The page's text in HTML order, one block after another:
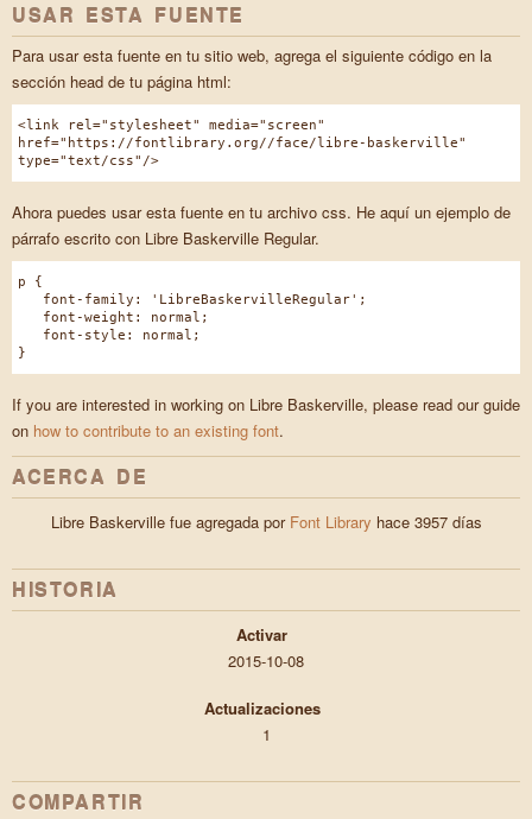
USAR ESTA FUENTE
Para usar esta fuente en tu sitio web, agrega el siguiente código en la
sección head de tu página html:
<link rel="stylesheet" media="screen"
href="https://fontlibrary.org//face/libre-baskerville"
type="text/css"/>
Ahora puedes usar esta fuente en tu archivo css. He aquí un ejemplo de
párrafo escrito con Libre Baskerville Regular.
p {
font-family: 'LibreBaskervilleRegular';
font-weight: normal;
font-style: normal;
}
If you are interested in working on Libre Baskerville, please read our guide
on how to contribute to an existing font.
ACERCA DE
Libre Baskerville fue agregada por Font Library hace 3957 días
HISTORIA
Activar
2015-10-08
Actualizaciones
1
COMPARTIR